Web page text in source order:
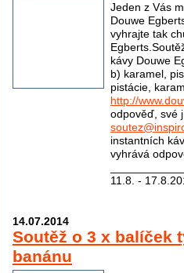
Jeden z Vás
Douwe
vyhrajte tak
kávy Douwe
b) karamel,
pistácie,
http://
odpověď, své
instantních
vyhrává
11.8. -
14.07.2014
Soutěž o 3 x balíček
banánu